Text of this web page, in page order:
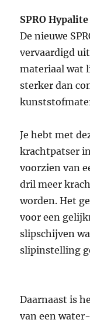
SPRO Hypalite
De nieuwe
vervaardigd
materiaal wat
sterker dan
Je hebt met
krachtpatser
voorzien van
dril meer
worden. Het
voor een
slipschijven
slipinstelling
Daarnaast is
van een